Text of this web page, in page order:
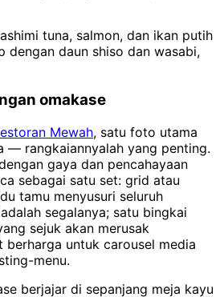
tuna, salmon, dan ikan putih
dengan daun shiso dan wasabi,
omakase
Mewah, satu foto utama
— rangkaiannyalah yang penting.
gaya dan pencahayaan
sebagai satu set: grid atau
tamu menyusuri seluruh
segalanya; satu bingkai
sejuk akan merusak
berharga untuk carousel media
menu.
berjajar di sepanjang meja kayu